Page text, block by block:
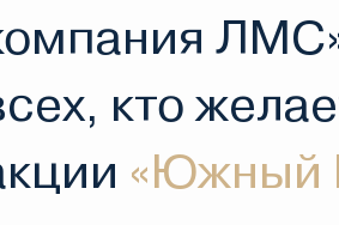
кто
«Южный